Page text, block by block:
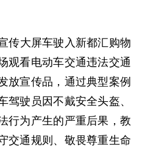
传大屏车驶入新都汇购物
观看电动车交通违法交通
放宣传品，通过典型案例
驾驶员因不戴安全头盔、
行为产生的严重后果，教
交通规则、敬畏尊重生命